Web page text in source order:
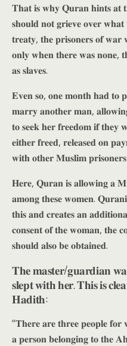
𝐓𝐡𝐚𝐭 𝐢𝐬 𝐰𝐡𝐲 𝐐𝐮𝐫𝐚𝐧 𝐡𝐢𝐧𝐭𝐬 𝐚𝐭
𝐬𝐡𝐨𝐮𝐥𝐝 𝐧𝐨𝐭 𝐠𝐫𝐢𝐞𝐯𝐞 𝐨𝐯𝐞𝐫 𝐰𝐡𝐚𝐭
𝐭𝐫𝐞𝐚𝐭𝐲, 𝐭𝐡𝐞 𝐩𝐫𝐢𝐬𝐨𝐧𝐞𝐫𝐬 𝐨𝐟
𝐨𝐧𝐥𝐲 𝐰𝐡𝐞𝐧 𝐭𝐡𝐞𝐫𝐞 𝐰𝐚𝐬 𝐧𝐨𝐧𝐞,
𝐚𝐬 𝐬𝐥𝐚𝐯𝐞𝐬.
𝐄𝐯𝐞𝐧 𝐬𝐨, 𝐨𝐧𝐞 𝐦𝐨𝐧𝐭𝐡 𝐡𝐚𝐝 𝐭𝐨
𝐦𝐚𝐫𝐫𝐲 𝐚𝐧𝐨𝐭𝐡𝐞𝐫 𝐦𝐚𝐧, 𝐚𝐥𝐥𝐨𝐰𝐢𝐧𝐠
𝐭𝐨 𝐬𝐞𝐞𝐤 𝐡𝐞𝐫 𝐟𝐫𝐞𝐞𝐝𝐨𝐦 𝐢𝐟
𝐞𝐢𝐭𝐡𝐞𝐫 𝐟𝐫𝐞𝐞𝐝, 𝐫𝐞𝐥𝐞𝐚𝐬𝐞𝐝 𝐨𝐧
𝐰𝐢𝐭𝐡 𝐨𝐭𝐡𝐞𝐫 𝐌𝐮𝐬𝐥𝐢𝐦
𝐇𝐞𝐫𝐞, 𝐐𝐮𝐫𝐚𝐧 𝐢𝐬 𝐚𝐥𝐥𝐨𝐰𝐢𝐧𝐠
𝐚𝐦𝐨𝐧𝐠 𝐭𝐡𝐞𝐬𝐞 𝐰𝐨𝐦𝐞𝐧.
𝐭𝐡𝐢𝐬 𝐚𝐧𝐝 𝐜𝐫𝐞𝐚𝐭𝐞𝐬 𝐚𝐧
𝐜𝐨𝐧𝐬𝐞𝐧𝐭 𝐨𝐟 𝐭𝐡𝐞 𝐰𝐨𝐦𝐚𝐧, 𝐭𝐡𝐞
𝐬𝐡𝐨𝐮𝐥𝐝 𝐚𝐥𝐬𝐨 𝐛𝐞 𝐨𝐛𝐭𝐚𝐢𝐧𝐞𝐝.
𝐓𝐡𝐞 𝐦𝐚𝐬𝐭𝐞𝐫/𝐠𝐮𝐚𝐫𝐝𝐢𝐚𝐧
𝐬𝐥𝐞𝐩𝐭 𝐰𝐢𝐭𝐡 𝐡𝐞𝐫. 𝐓𝐡𝐢𝐬 𝐢𝐬
𝐇𝐚𝐝𝐢𝐭𝐡:
“𝐓𝐡𝐞𝐫𝐞 𝐚𝐫𝐞 𝐭𝐡𝐫𝐞𝐞 𝐩𝐞𝐨𝐩𝐥𝐞
𝐚 𝐩𝐞𝐫𝐬𝐨𝐧 𝐛𝐞𝐥𝐨𝐧𝐠𝐢𝐧𝐠 𝐭𝐨 𝐭𝐡𝐞